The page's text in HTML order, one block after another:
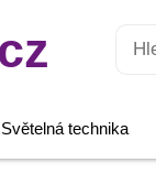
Světelná technika